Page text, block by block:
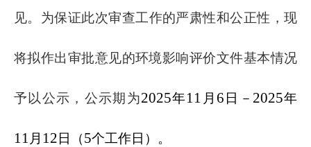
见。为保证此次审查工作的严肃性和公正性，现
将拟作出审批意见的环境影响评价文件基本情况
予以公示，公示期为2025年11 月 6 日－ 2025年
11 月 12 日（5个工作日 ） 。